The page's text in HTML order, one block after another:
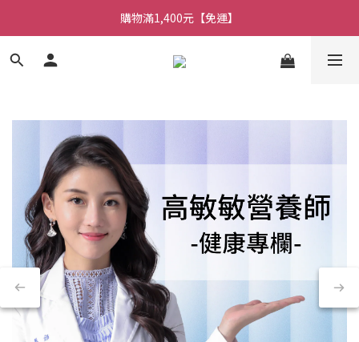
購物滿1,400元【免運】